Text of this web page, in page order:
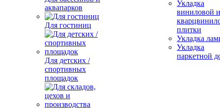
аквапарков
Для гостиниц
Для детских /
спортивных
площадок
Укладка
виниловой и
плитки
Укладка
Укладка
паркетной